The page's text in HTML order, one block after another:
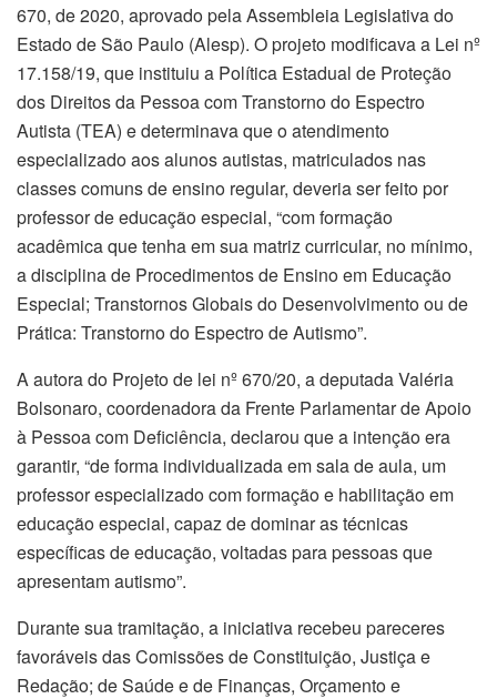
670, de 2020, aprovado pela Assembleia Legislativa do
Estado de São Paulo (Alesp). O projeto modificava a Lei nº
17.158/19, que instituiu a Política Estadual de Proteção
dos Direitos da Pessoa com Transtorno do Espectro
Autista (TEA) e determinava que o atendimento
especializado aos alunos autistas, matriculados nas
classes comuns de ensino regular, deveria ser feito por
professor de educação especial, “com formação
acadêmica que tenha em sua matriz curricular, no mínimo,
a disciplina de Procedimentos de Ensino em Educação
Especial; Transtornos Globais do Desenvolvimento ou de
Prática: Transtorno do Espectro de Autismo”.
A autora do Projeto de lei nº 670/20, a deputada Valéria
Bolsonaro, coordenadora da Frente Parlamentar de Apoio
à Pessoa com Deficiência, declarou que a intenção era
garantir, “de forma individualizada em sala de aula, um
professor especializado com formação e habilitação em
educação especial, capaz de dominar as técnicas
específicas de educação, voltadas para pessoas que
apresentam autismo”.
Durante sua tramitação, a iniciativa recebeu pareceres
favoráveis das Comissões de Constituição, Justiça e
Redação; de Saúde e de Finanças, Orçamento e